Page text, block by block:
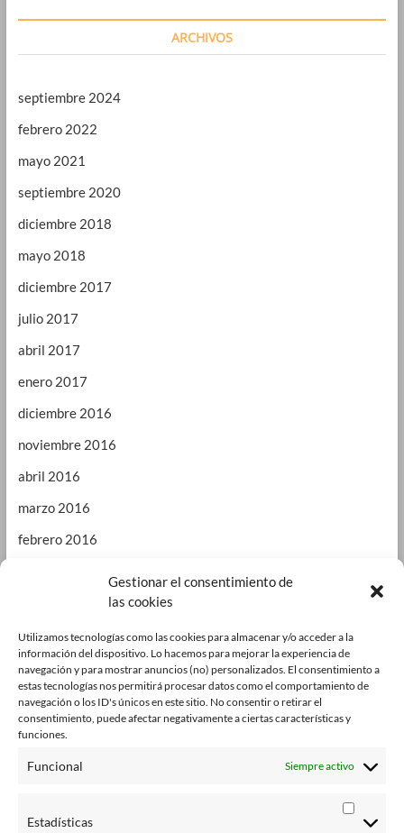
Gestionar el consentimiento de
las cookies
Utilizamos tecnologías como las cookies para almacenar y/o acceder a la
información del dispositivo. Lo hacemos para mejorar la experiencia de
navegación y para mostrar anuncios (no) personalizados. El consentimiento a
estas tecnologías nos permitirá procesar datos como el comportamiento de
navegación o los ID's únicos en este sitio. No consentir o retirar el
consentimiento, puede afectar negativamente a ciertas características y
funciones.
Funcional Siempre activo
Estadísticas
ARCHIVOS
septiembre 2024
febrero 2022
mayo 2021
septiembre 2020
diciembre 2018
mayo 2018
diciembre 2017
julio 2017
abril 2017
enero 2017
diciembre 2016
noviembre 2016
abril 2016
marzo 2016
febrero 2016
septiembre 2015
enero 2015
octubre 2014
julio 2014
junio 2014
enero 2014
agosto 2013